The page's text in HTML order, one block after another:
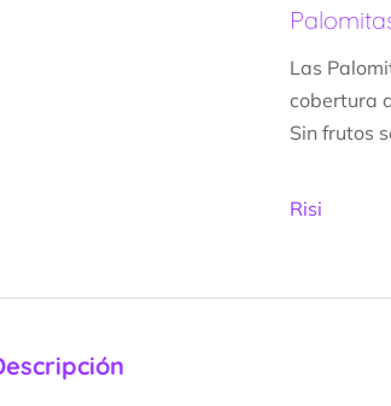
Las
cobertura
Sin frutos
Risi